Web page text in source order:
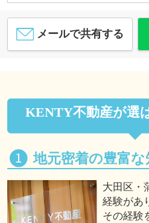
メールで共有する
KENTY不動産が選
地元密着の豊富な
大田区・
経験があ
その経験